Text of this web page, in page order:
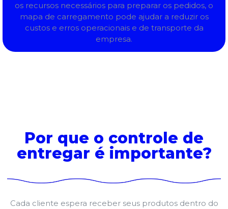
os recursos necessários para preparar os pedidos, o
mapa de carregamento pode ajudar a reduzir os
custos e erros operacionais e de transporte da
empresa.
Por que o controle de
entregar é importante?
Cada cliente espera receber seus produtos dentro do